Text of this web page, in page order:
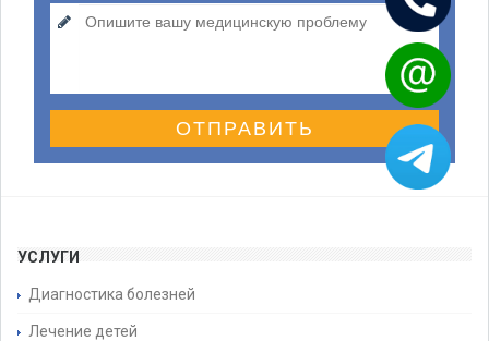
ОТПРАВИТЬ
УСЛУГИ
Диагностика болезней
Лечение детей